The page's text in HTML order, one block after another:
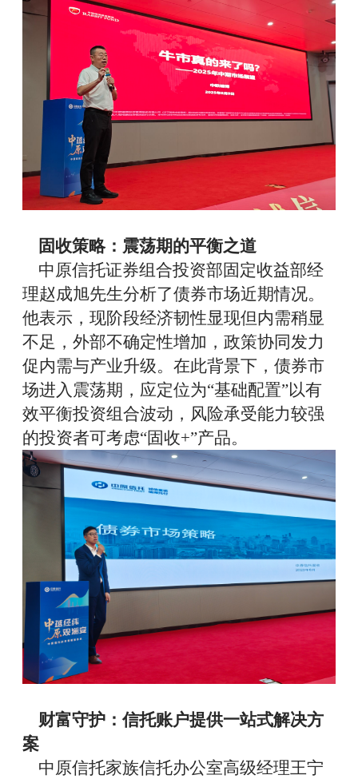
固收策略：震荡期的平衡之道
中原信托证券组合投资部固定收益部经
理赵成旭先生分析了债券市场近期情况。
他表示，现阶段经济韧性显现但内需稍显
不足，外部不确定性增加，政策协同发力
促内需与产业升级。在此背景下，债券市
场进入震荡期，应定位为“基础配置”以有
效平衡投资组合波动，风险承受能力较强
的投资者可考虑“固收+”产品。
财富守护：信托账户提供一站式解决方
案
中原信托家族信托办公室高级经理王宁